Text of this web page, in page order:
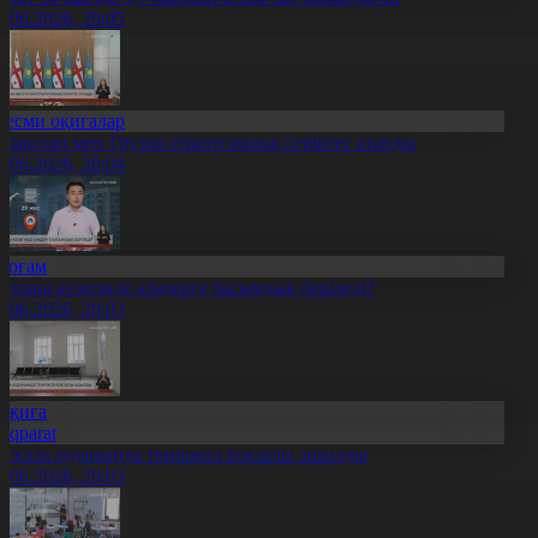
20:05
оқиғалар
мен Грузия стратегиялық серіктес атанды
20:04
кезегінде кімдерге басымдық беріледі?
20:03
ауданында теміржол вокзалы ашылды
20:03